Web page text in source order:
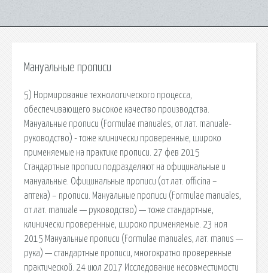
Мануальные прописи
5) Нормирование технологического процесса,
обеспечивающего высокое качество производства.
Мануальные прописи (Formulae manuales, от лат. manuale-
руководство) - тоже клинически проверенные, широко
применяемые на практике прописи. 27 фев 2015
Стандартные прописи подразделяют на официнальные и
мануальные. Официнальные прописи (от лат. officina –
аптека) – прописи. Мануальные прописи (Formulae manuales,
от лат. manuale — руководство) — тоже стандартные,
клинически проверенные, широко применяемые. 23 ноя
2015 Мануальные прописи (Formulae manuales, лат. manus —
рука) — стандартные прописи, многократно проверенные
практической. 24 июл 2017 Исследование несовместимости